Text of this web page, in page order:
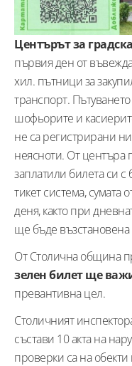
Центърът за
първия ден от
хил. пътници за
транспорт.
шофьорите и
не са регистрирани
неясноти. От центъра
заплатили билета си с
тикет система, сумата
деня, както при
ще бъде
От Столична община
зелен билет ще
превантивна цел.
Столичният
състави 10 акта на
проверки са на